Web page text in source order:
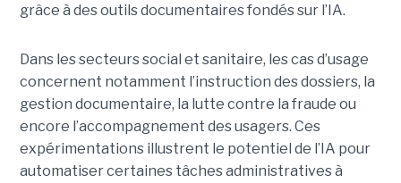
grâce à des outils documentaires fondés sur l’IA.
Dans les secteurs social et sanitaire, les cas d’usage
concernent notamment l’instruction des dossiers, la
gestion documentaire, la lutte contre la fraude ou
encore l’accompagnement des usagers. Ces
expérimentations illustrent le potentiel de l’IA pour
automatiser certaines tâches administratives à